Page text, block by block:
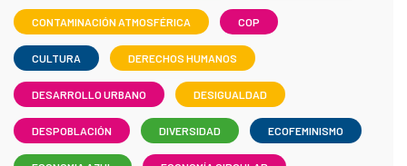
CONTAMINACIÓN ATMOSFÉRICA COP
CULTURA DERECHOS HUMANOS
DESARROLLO URBANO DESIGUALDAD
DESPOBLACIÓN DIVERSIDAD ECOFEMINISMO